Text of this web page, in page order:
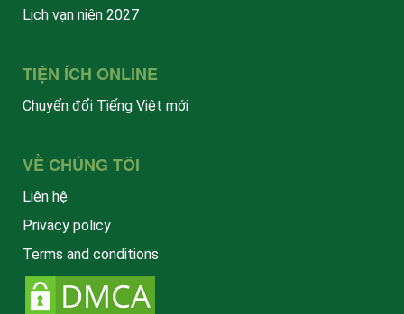
Lịch vạn niên 2027
TIỆN ÍCH ONLINE
Chuyển đổi Tiếng Việt mới
VỀ CHÚNG TÔI
Liên hệ
Privacy policy
Terms and conditions